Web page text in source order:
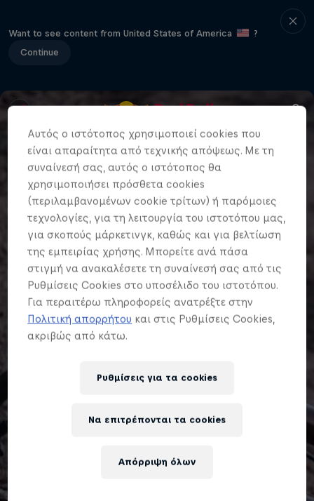
Want to see content from United States of America
?
Continue
Αυτός ο ιστότοπος χρησιμοποιεί cookies που
είναι απαραίτητα από τεχνικής απόψεως. Με τη
συναίνεσή σας, αυτός ο ιστότοπος θα
χρησιμοποιήσει πρόσθετα cookies
(περιλαμβανομένων cookie τρίτων) ή παρόμοιες
τεχνολογίες, για τη λειτουργία του ιστοτόπου μας,
για σκοπούς μάρκετινγκ, καθώς και για βελτίωση
της εμπειρίας χρήσης. Μπορείτε ανά πάσα
στιγμή να ανακαλέσετε τη συναίνεσή σας από τις
Ρυθμίσεις Cookies στο υποσέλιδο του ιστοτόπου.
Για περαιτέρω πληροφορείς ανατρέξτε στην
Πολιτική απορρήτου και στις Ρυθμίσεις Cookies,
ακριβώς από κάτω.
Ρυθμίσεις για τα cookies
Απόρριψη όλων
Να επιτρέπονται τα cookies